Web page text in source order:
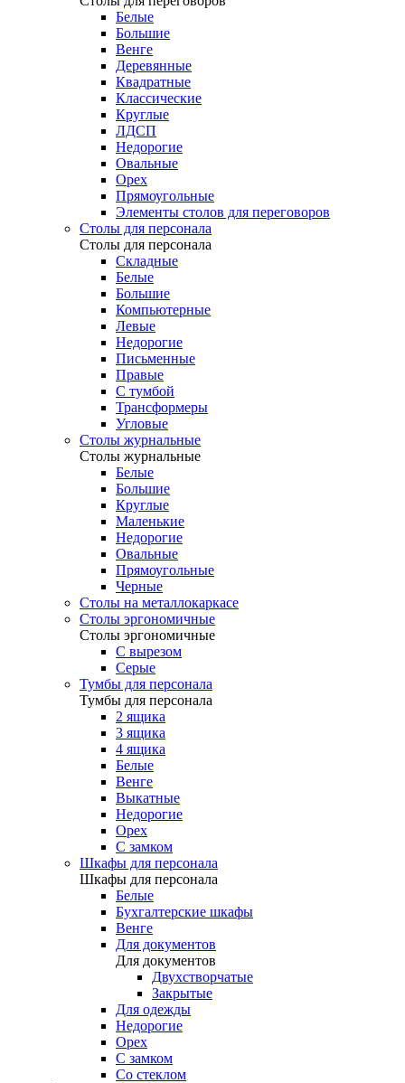
Белые
Большие
Венге
Деревянные
Квадратные
Классические
Круглые
ЛДСП
Недорогие
Овальные
Орех
Прямоугольные
Элементы столов для переговоров
Столы для персонала
Столы для персонала
Cкладные
Белые
Большие
Компьютерные
Левые
Недорогие
Письменные
Правые
С тумбой
Трансформеры
Угловые
Столы журнальные
Столы журнальные
Белые
Большие
Круглые
Маленькие
Недорогие
Овальные
Прямоугольные
Черные
Столы на металлокаркасе
Столы эргономичные
Столы эргономичные
С вырезом
Серые
Тумбы для персонала
Тумбы для персонала
2 ящика
3 ящика
4 ящика
Белые
Венге
Выкатные
Недорогие
Орех
С замком
Шкафы для персонала
Шкафы для персонала
Белые
Бухгалтерские шкафы
Венге
Для документов
Для документов
Двухстворчатые
Закрытые
Для одежды
Недорогие
Орех
С замком
Со стеклом